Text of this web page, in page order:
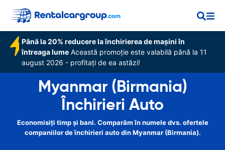
Până la 20% reducere la închirierea de mașini în
întreaga lume Această promoție este valabilă până la 11
august 2026 - profitați de ea astăzi!
Myanmar (Birmania)
Închirieri Auto
Economisiți timp și bani. Comparăm în numele dvs. ofertele
companiilor de închirieri auto din Myanmar (Birmania).